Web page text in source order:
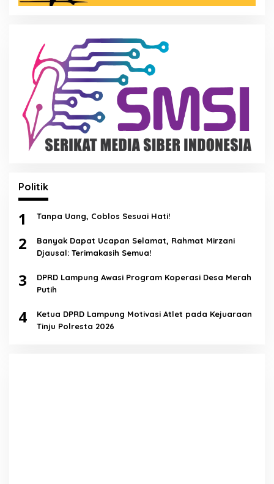
Politik
1 Tanpa Uang, Coblos Sesuai Hati!
2
Banyak Dapat Ucapan Selamat, Rahmat Mirzani
Djausal: Terimakasih Semua!
3
DPRD Lampung Awasi Program Koperasi Desa Merah
Putih
4
Ketua DPRD Lampung Motivasi Atlet pada Kejuaraan
Tinju Polresta 2026